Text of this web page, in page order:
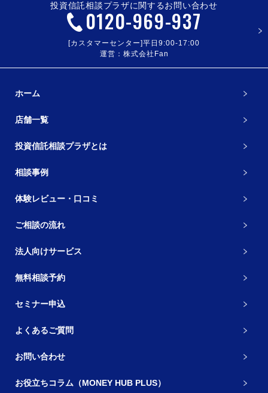
投資信託相談プラザに関するお問い合わせ
0120-969-937
[カスタマーセンター]平日9:00-17:00
運営：株式会社Fan
ホーム
店舗一覧
投資信託相談プラザとは
相談事例
体験レビュー・口コミ
ご相談の流れ
法人向けサービス
無料相談予約
セミナー申込
よくあるご質問
お問い合わせ
お役立ちコラム（MONEY HUB PLUS）